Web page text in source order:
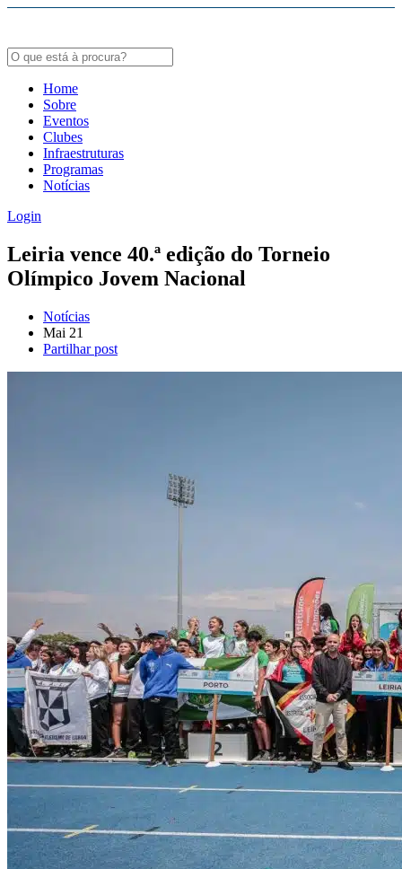
Home
Sobre
Eventos
Clubes
Infraestruturas
Programas
Notícias
Login
Leiria vence 40.ª edição do Torneio
Olímpico Jovem Nacional
Notícias
Mai 21
Partilhar post
Growth Hormone Review -https://academic.oup.com/edrv/article/35/3/341/
Grote selectie van farmacologische producten -
Creatine supplementation meta-analysis -
Hypertrophy Adaptations Review -